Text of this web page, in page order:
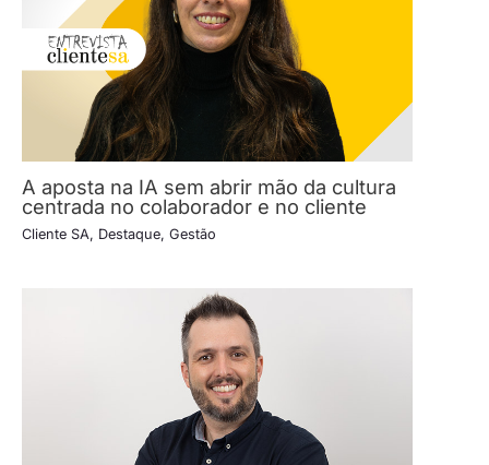
A aposta na IA sem abrir mão da cultura
centrada no colaborador e no cliente
Cliente SA, Destaque, Gestão